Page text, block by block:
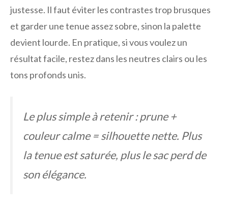
justesse. Il faut éviter les contrastes trop brusques
et garder une tenue assez sobre, sinon la palette
devient lourde. En pratique, si vous voulez un
résultat facile, restez dans les neutres clairs ou les
tons profonds unis.
Le plus simple à retenir : prune +
couleur calme = silhouette nette. Plus
la tenue est saturée, plus le sac perd de
son élégance.